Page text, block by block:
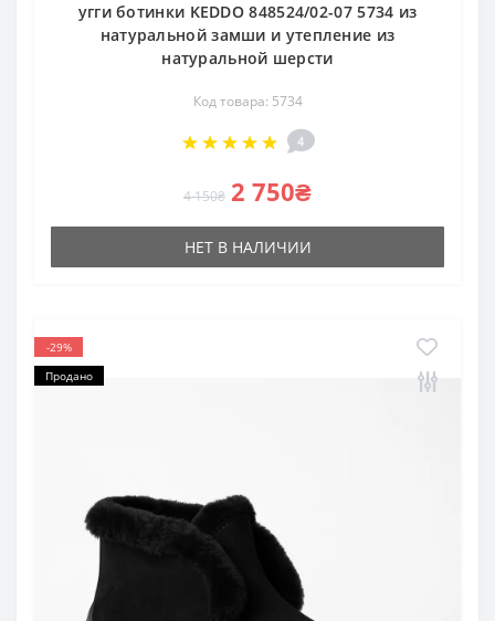
угги ботинки KEDDO 848524/02-07 5734 из
натуральной замши и утепление из
натуральной шерсти
Код товара: 5734
4
4 150₴ 2 750₴
НЕТ В НАЛИЧИИ
-29%
Продано